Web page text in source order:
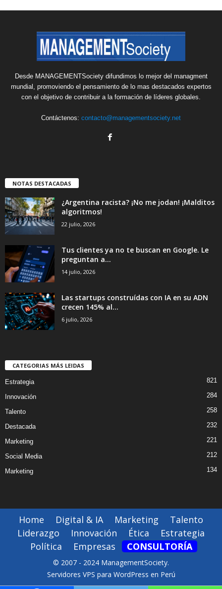
Desde MANAGEMENTSociety difundimos lo mejor del managment
mundial, promoviendo el pensamiento de lo mas destacados expertos
con el objetivo de contribuir a la formación de líderes globales.
Contáctenos: contacto@managementsociety.net
NOTAS DESTACADAS
¿Argentina racista? ¡No me jodan! ¡Malditos
algoritmos!
22 julio, 2026
Tus clientes ya no te buscan en Google. Le
preguntan a...
14 julio, 2026
Las startups construídas con IA en su ADN
crecen 145% al...
6 julio, 2026
CATEGORIAS MÁS LEIDAS
Estrategia 821
Innovación 284
Talento 258
Destacada 232
Marketing 221
Social Media 212
Marketing 134
Home Digital & IA Marketing
Talento
Liderazgo
Innovación Ética
Estrategia
Política
Empresas CONSULTORÍA
© 2007 - 2024 ManagementSociety.
Servidores VPS para WordPress en Perú